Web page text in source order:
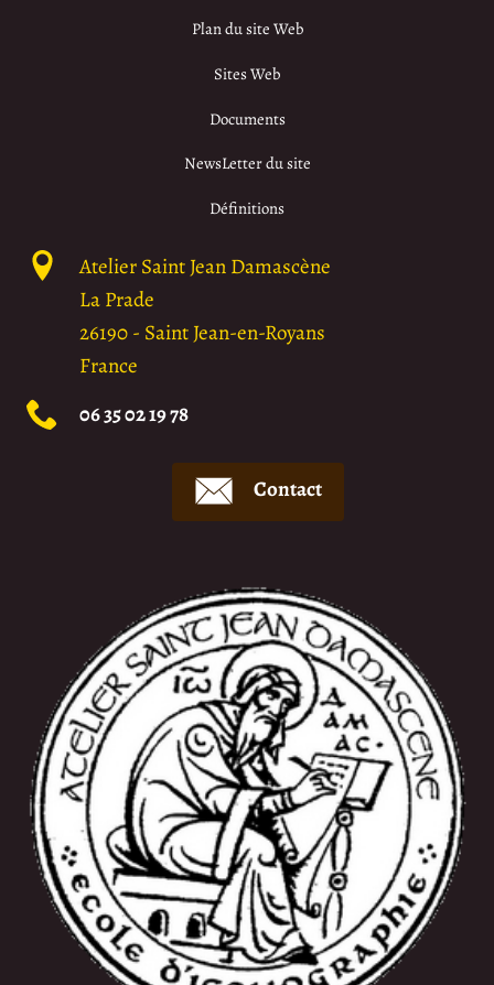
Plan du site Web
Sites Web
Documents
NewsLetter du site
Définitions
Atelier Saint Jean Damascène
La Prade
26190- Saint Jean-en-Royans
France
06 35 02 19 78
Contact